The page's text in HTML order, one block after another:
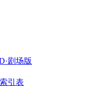
剧场版
引表